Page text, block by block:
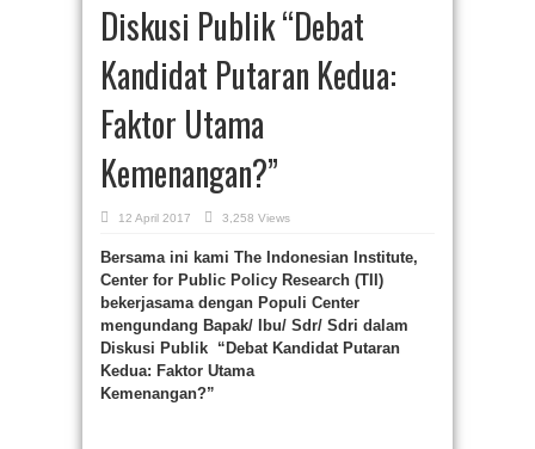
Diskusi Publik “Debat
Kandidat Putaran Kedua:
Faktor Utama
Kemenangan?”
12 April 2017 3,258 Views
Bersama ini kami The Indonesian Institute,
Center for Public Policy Research (TII)
bekerjasama dengan Populi Center
mengundang Bapak/ Ibu/ Sdr/ Sdri dalam
Diskusi Publik “ Debat Kandidat Putaran
Kedua: Faktor Utama
Kemenangan?”